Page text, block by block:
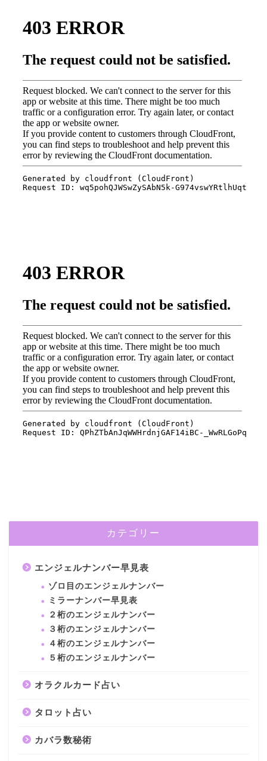
カテゴリー
エンジェルナンバー早見表
ゾロ目のエンジェルナンバー
ミラーナンバー早見表
２桁のエンジェルナンバー
３桁のエンジェルナンバー
４桁のエンジェルナンバー
５桁のエンジェルナンバー
オラクルカード占い
タロット占い
カバラ数秘術